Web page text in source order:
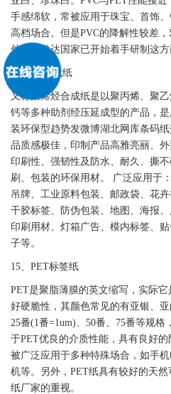
手感绵软，常被应用于珠宝、首饰
高档场合。但是PVC的降解性较差
外一些发达国家已开始着手研制这方
14、PE合成纸
又称聚烯烃合成纸是以聚丙烯、聚
钙等多种助剂经压延成型的产品，
装环保型趋势发微博湖北网库条码
品质感极佳，印制产品高雅亮丽、
印刷性、强韧性及防水、耐久、撕
刷、包装的环保用材。 广泛应用于
吊牌、工业原料包装、邮政袋、花
干胶标签、防伪包装、地图、海报
印刷用材、灯箱广告、模内标签、
子等。
15、 PET标签纸
PET是聚脂薄膜的英文缩写，实际它
好硬脆性，其颜色常见的有亚银、
25番(1番=1um)、50番、75番等规
于PET优良的介质性能，具有良好
被广泛应用于多种特殊场合，如手
机等。另外， PET纸具有较好的天
纸厂家的重视。